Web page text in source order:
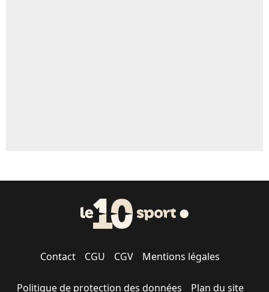
Contact CGU CGV Mentions légales
Politique de protection des données Plan du site